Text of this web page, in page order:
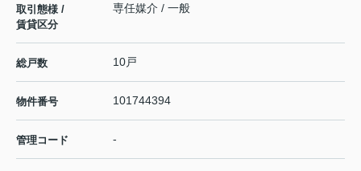
取引態様 /
賃貸区分
専任媒介 / 一般
総戸数 10戸
物件番号 101744394
管理コード -